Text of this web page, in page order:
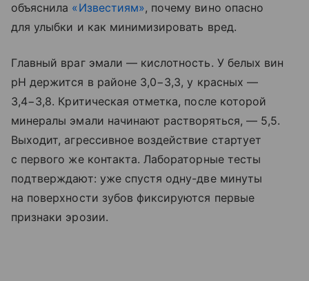
объяснила «Известиям», почему вино опасно
для улыбки и как минимизировать вред.
Главный враг эмали — кислотность. У белых вин
pH держится в районе 3,0−3,3, у красных —
3,4−3,8. Критическая отметка, после которой
минералы эмали начинают растворяться, — 5,5.
Выходит, агрессивное воздействие стартует
с первого же контакта. Лабораторные тесты
подтверждают: уже спустя одну-две минуты
на поверхности зубов фиксируются первые
признаки эрозии.